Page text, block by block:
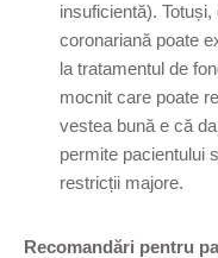
insuficientă).
coronariană poate
la tratamentul de
mocnit care poate
vestea bună e că
permite pacientului
restricții majore.
Recomandări pentru